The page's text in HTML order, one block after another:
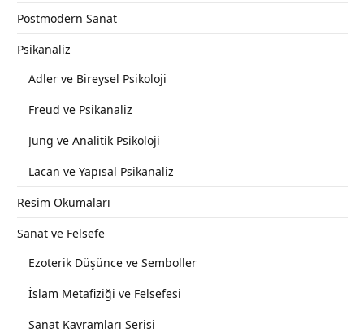
Postmodern Sanat
Psikanaliz
Adler ve Bireysel Psikoloji
Freud ve Psikanaliz
Jung ve Analitik Psikoloji
Lacan ve Yapısal Psikanaliz
Resim Okumaları
Sanat ve Felsefe
Ezoterik Düşünce ve Semboller
İslam Metafiziği ve Felsefesi
Sanat Kavramları Serisi